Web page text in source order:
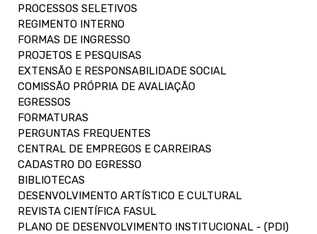
PROCESSOS SELETIVOS
REGIMENTO INTERNO
FORMAS DE INGRESSO
PROJETOS E PESQUISAS
EXTENSÃO E RESPONSABILIDADE SOCIAL
COMISSÃO PRÓPRIA DE AVALIAÇÃO
EGRESSOS
FORMATURAS
PERGUNTAS FREQUENTES
CENTRAL DE EMPREGOS E CARREIRAS
CADASTRO DO EGRESSO
BIBLIOTECAS
DESENVOLVIMENTO ARTÍSTICO E CULTURAL
REVISTA CIENTÍFICA FASUL
PLANO DE DESENVOLVIMENTO INSTITUCIONAL - (PDI)